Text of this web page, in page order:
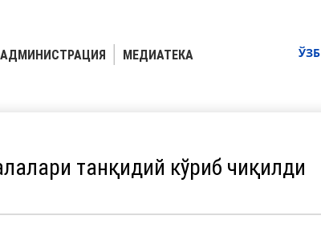
АДМИНИСТРАЦИЯ
МЕДИАТЕКА
ЎЗБ
танқидий кўриб чиқилди